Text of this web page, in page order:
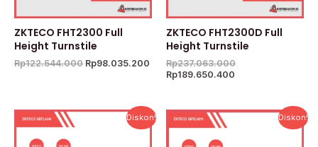
ZKTECO FHT2300 Full
Height Turnstile
Rp122.544.000 Rp98.035.200
ZKTECO FHT2300D Full
Height Turnstile
Rp237.063.000
Rp189.650.400
Diskon!
Harga
Harga
saat
Diskon!
Harga
saat